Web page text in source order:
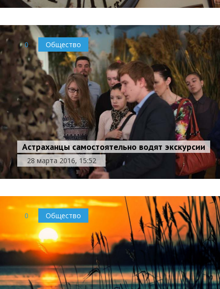
0 Общество
Астраханцы самостоятельно водят экскурсии
28 марта 2016, 15:52
0 Общество